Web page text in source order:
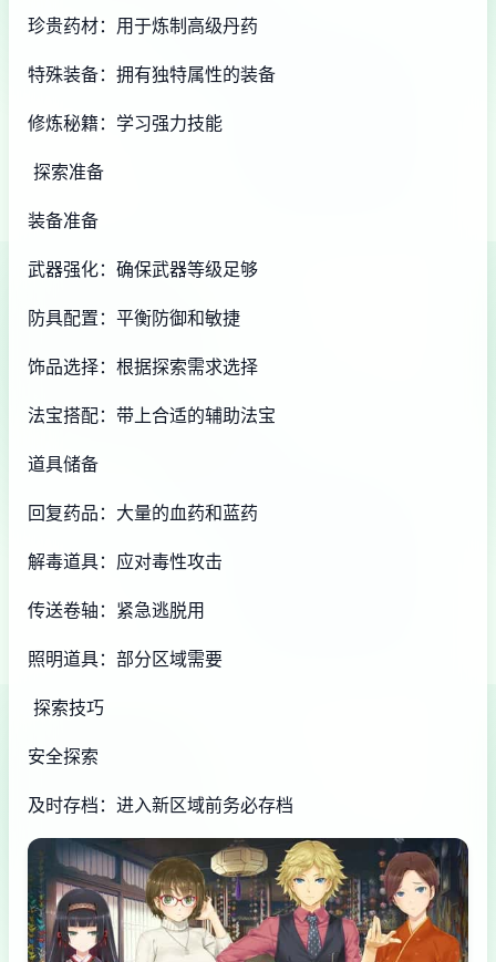
珍贵药材：用于炼制高级丹药
特殊装备：拥有独特属性的装备
修炼秘籍：学习强力技能
探索准备
装备准备
武器强化：确保武器等级足够
防具配置：平衡防御和敏捷
饰品选择：根据探索需求选择
法宝搭配：带上合适的辅助法宝
道具储备
回复药品：大量的血药和蓝药
解毒道具：应对毒性攻击
传送卷轴：紧急逃脱用
照明道具：部分区域需要
探索技巧
安全探索
及时存档：进入新区域前务必存档